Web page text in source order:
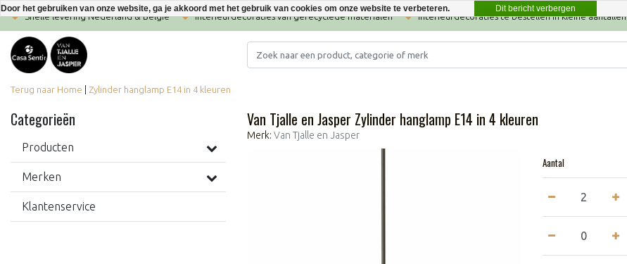
Snelle levering Nederland & België Interieurdecoraties van gerecyclede materialen Interieurdecoraties te bestellen in kleine aantallen
Terug naar Home Zylinder hanglamp E14 in 4 kleuren
Categorieën
Producten
Merken
Klantenservice
Van Tjalle en Jasper Zylinder hanglamp E14 in 4 kleuren
Merk: Van Tjalle en Jasper
Aantal
Door het gebruiken van onze website, ga je akkoord met het gebruik van cookies om onze website te verbeteren. Dit bericht verbergen